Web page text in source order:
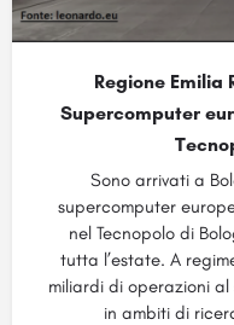
Regione Emilia
Supercomputer
Sono arrivati a
supercomputer
nel Tecnopolo di
tutta l’estate. A
miliardi di operazioni
in ambiti di